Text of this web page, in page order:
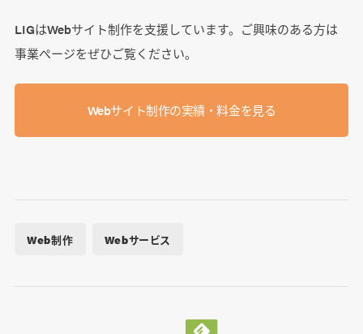
LIGはWebサイト制作を支援しています。ご興味のある方は
事業ぺージをぜひご覧ください。
Webサイト制作の実績・料金を見る
Web制作 Webサービス